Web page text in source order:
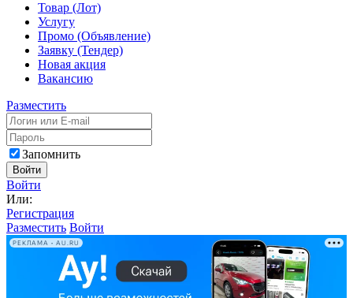
Товар (Лот)
Услугу
Промо (Объявление)
Заявку (Тендер)
Новая акция
Вакансию
Разместить
Запомнить
Войти
Войти
Или:
Регистрация
Разместить Войти
РЕКЛАМА • AU.RU